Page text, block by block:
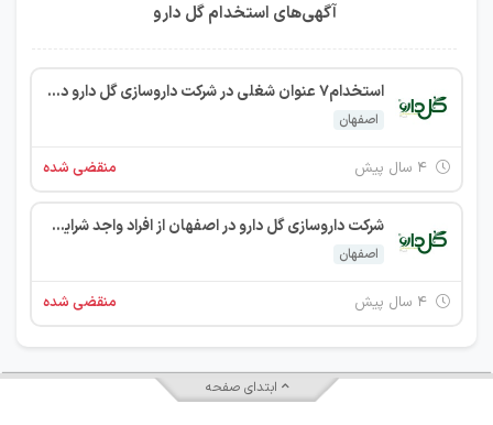
آگهی‌های استخدام گل دارو
استخدام7 عنوان شغلی در شرکت داروسازی گل دارو در اصفهان
اصفهان
منقضی شده
شرکت داروسازی گل دارو در اصفهان از افراد واجد شرایط زیر دعوت به همکاری می نماید
اصفهان
منقضی شده
ابتدای صفحه